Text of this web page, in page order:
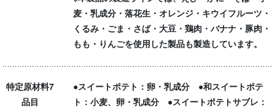
麦・乳成分・落花生・オレンジ・キウイフルーツ・
くるみ・ごま・さば・大豆・鶏肉・バナナ・豚肉・
もも・りんごを使用した製品も製造しています。
特定原材料7
品目
●スイートポテト：卵・乳成分 ●和スイートポテ
ト：小麦、卵・乳成分 ●スイートポテトサブレ：